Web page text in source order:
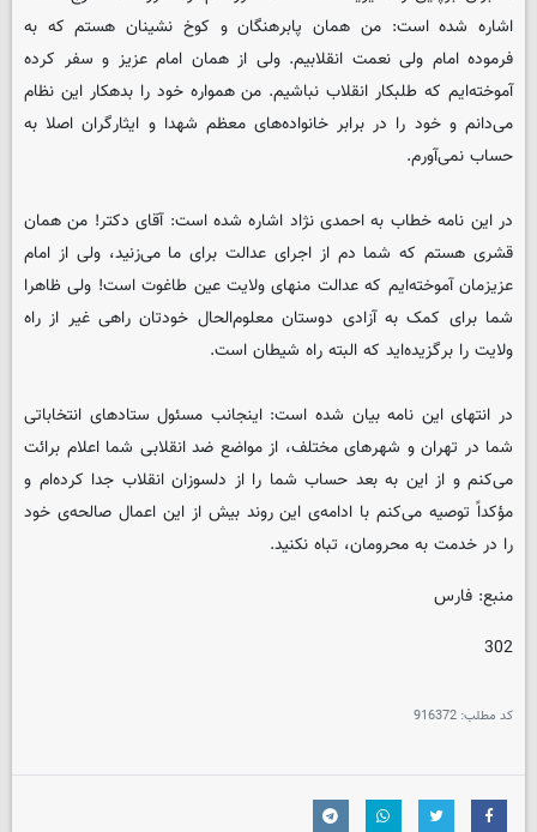
اشاره شده است: من همان پابرهنگان و کوخ نشینان هستم که به
فرموده امام ولی نعمت انقلابیم. ولی از همان امام عزیز و سفر کرده
آموخته‌ایم که طلبکار انقلاب نباشیم. من همواره خود را بدهکار این نظام
می‌دانم و خود را در برابر خانواده‌های معظم شهدا و ایثارگران اصلا به
حساب نمی‌آورم.
در این نامه خطاب به احمدی نژاد اشاره شده است: آقای دکتر! من همان
قشری هستم که شما دم از اجرای عدالت برای ما می‌زنید، ولی از امام
عزیزمان آموخته‌ایم که عدالت منهای ولایت عین طاغوت است! ولی ظاهرا
شما برای کمک به آزادی دوستان معلوم‌الحال خودتان راهی غیر از راه
ولایت را برگزیده‌اید که البته راه شیطان است.
در انتهای این نامه بیان شده است: اینجانب مسئول ستادهای انتخاباتی
شما در تهران و شهرهای مختلف، از مواضع ضد انقلابی شما اعلام برائت
می‌کنم و از این به بعد حساب شما را از دلسوزان انقلاب جدا کرده‌ام و
مؤکداً توصیه می‌کنم با ادامه‌ی این روند بیش از این اعمال صالحه‌ی خود
را در خدمت به محرومان، تباه نکنید.
منبع: فارس
302
کد مطلب: 916372